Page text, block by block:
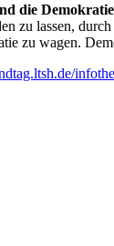
die
lassen,
zu wagen.